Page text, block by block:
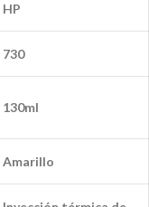
HP
730
130ml
Amarillo